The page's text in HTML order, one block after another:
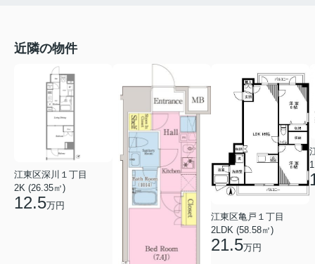
近隣の物件
江東区深川１丁目
2K (26.35㎡)
12.5万円
江東区亀戸１丁目
2LDK (58.58㎡)
21.5万円